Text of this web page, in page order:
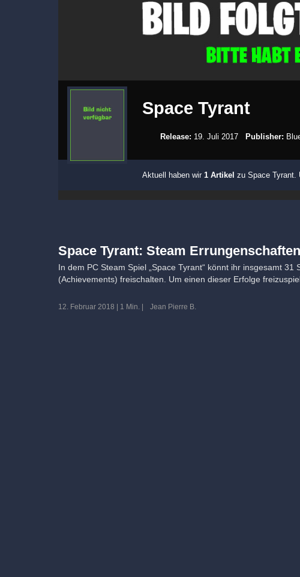
Space Tyrant
Release: 19. Juli 2017 Publisher:
Aktuell haben wir 1 Artikel zu Space Tyrant.
Space Tyrant: Steam
In dem PC Steam Spiel „Space Tyrant“ könnt ihr insgesamt 31
(Achievements) freischalten. Um einen dieser Erfolge
12. Februar 2018 1 Min. Jean Pierre B.